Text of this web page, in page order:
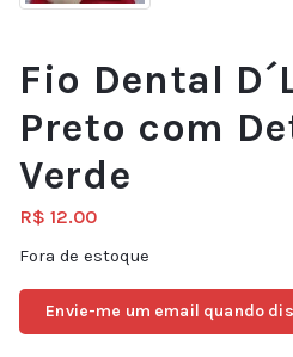
Fio Dental
Preto com
Verde
R$ 12.00
Fora de estoque
Envie-me um email quando